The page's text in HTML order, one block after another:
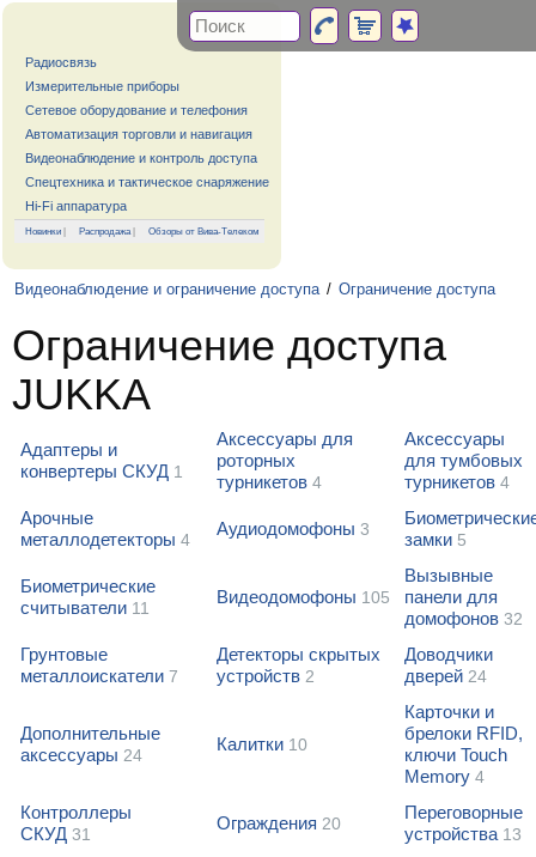
Радиосвязь
Измерительные приборы
Сетевое оборудование и телефония
Автоматизация торговли и навигация
Видеонаблюдение и контроль доступа
Спецтехника и тактическое снаряжение
Hi-Fi аппаратура
Новинки | Распродажа| Обзоры от Вива-Телеком
Видеонаблюдение и ограничение доступа / Ограничение доступа
Ограничение доступа
JUKKA
Адаптеры и
конвертеры СКУД 1
Аксессуары для
роторных
турникетов 4
Аксессуары
для тумбовых
турникетов 4
Арочные
металлодетекторы 4
Аудиодомофоны 3
замки 5
Биометрические
считыватели 11
Видеодомофоны 105
Вызывные
панели для
домофонов 32
Грунтовые
металлоискатели 7
Детекторы скрытых
устройств 2
Доводчики
дверей 24
Дополнительные
аксессуары 24
Калитки 10
Карточки и
брелоки RFID,
ключи Touch
Memory 4
Контроллеры
СКУД 31
Ограждения 20
Переговорные
устройства 13